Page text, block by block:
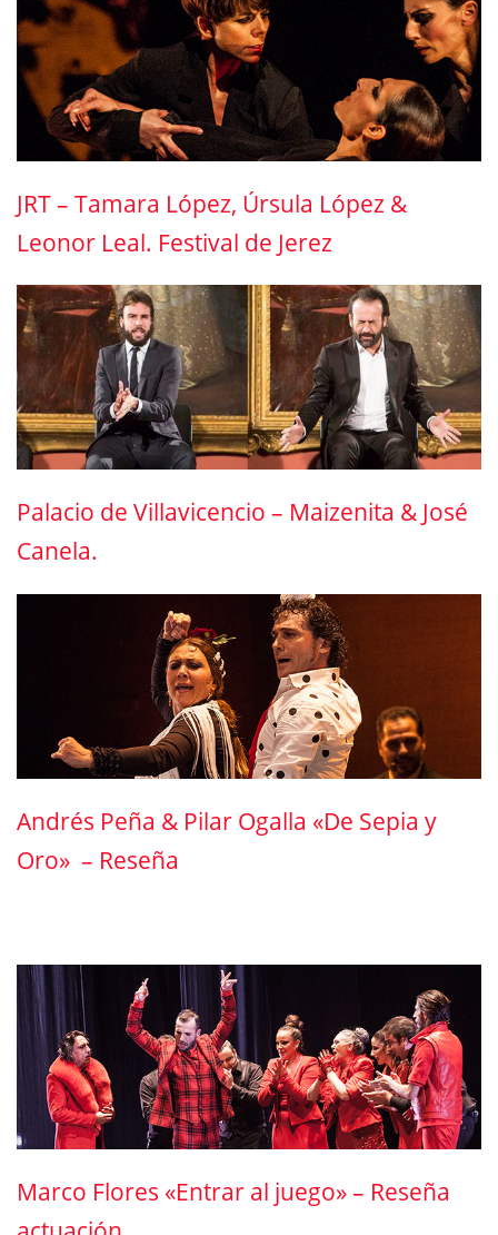
JRT – Tamara López, Úrsula López &
Leonor Leal. Festival de Jerez
Palacio de Villavicencio – Maizenita & José
Canela.
Andrés Peña & Pilar Ogalla «De Sepia y
Oro» – Reseña
Marco Flores «Entrar al juego» – Reseña